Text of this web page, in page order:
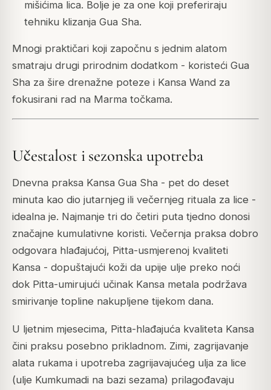
mišićima lica. Bolje je za one koji preferiraju
tehniku klizanja Gua Sha.
Mnogi praktičari koji započnu s jednim alatom
smatraju drugi prirodnim dodatkom - koristeći Gua
Sha za šire drenažne poteze i Kansa Wand za
fokusirani rad na Marma točkama.
Učestalost i sezonska upotreba
Dnevna praksa Kansa Gua Sha - pet do deset
minuta kao dio jutarnjeg ili večernjeg rituala za lice -
idealna je. Najmanje tri do četiri puta tjedno donosi
značajne kumulativne koristi. Večernja praksa dobro
odgovara hlađajućoj, Pitta-usmjerenoj kvaliteti
Kansa - dopuštajući koži da upije ulje preko noći
dok Pitta-umirujući učinak Kansa metala podržava
smirivanje topline nakupljene tijekom dana.
U ljetnim mjesecima, Pitta-hlađajuća kvaliteta Kansa
čini praksu posebno prikladnom. Zimi, zagrijavanje
alata rukama i upotreba zagrijavajućeg ulja za lice
(ulje Kumkumadi na bazi sezama) prilagođavaju